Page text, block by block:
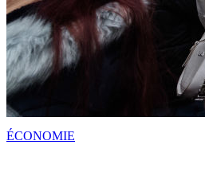
ÉCONOMIE